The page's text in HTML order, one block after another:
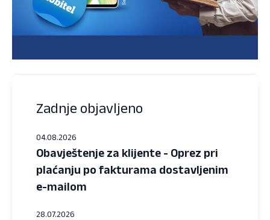
Zadnje objavljeno
04.08.2026
Obavještenje za klijente - Oprez pri
plaćanju po fakturama dostavljenim
e-mailom
28.07.2026